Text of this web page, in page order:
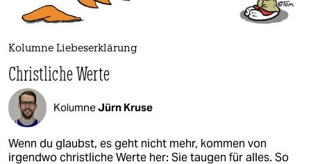
Kolumne Liebeserklärung
Christliche Werte
KolumneJürn Kruse
Wenn du glaubst, es geht nicht mehr, kommen von
irgendwo christliche Werte her: Sie taugen für alles. So